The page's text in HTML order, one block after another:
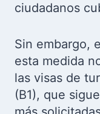
ciudadanos
Sin embargo,
esta medida
las visas de
(B1), que